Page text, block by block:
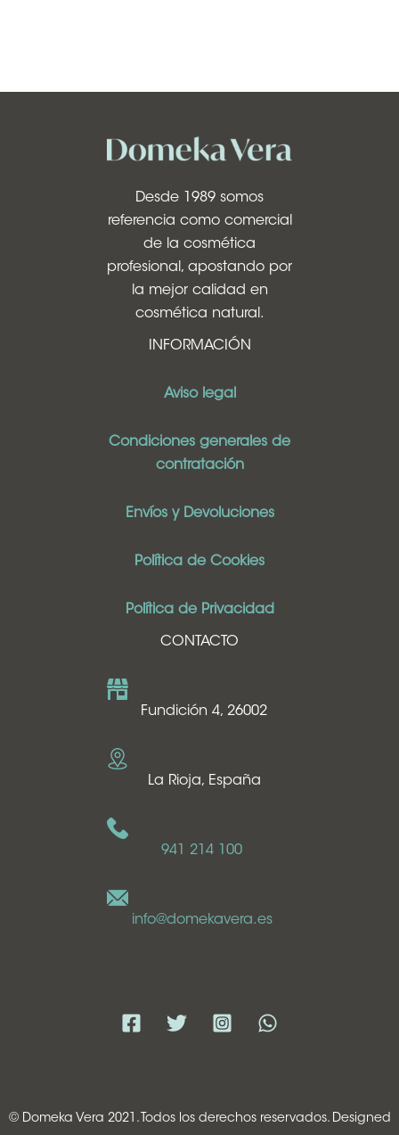
Desde 1989 somos
referencia como comercial
de la cosmética
profesional, apostando por
la mejor calidad en
cosmética natural.
INFORMACIÓN
Aviso legal
Condiciones generales de
contratación
Envíos y Devoluciones
Política de Cookies
Política de Privacidad
CONTACTO
Fundición 4, 26002
La Rioja, España
941 214 100
info@domekavera.es
© Domeka Vera 2021. Todos los derechos reservados. Designed